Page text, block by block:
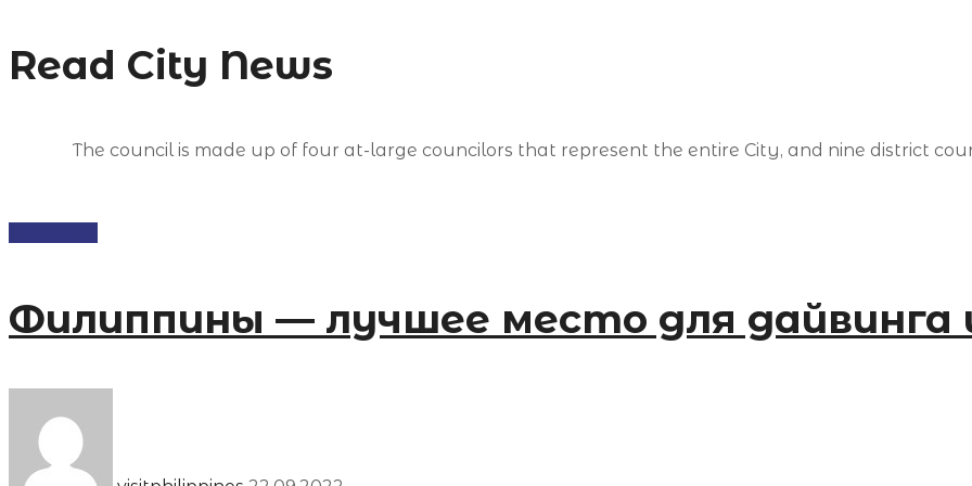
Read City News
The council is made up of four at-large councilors that represent the entire City, and nine district
Филиппины — лучшее место для дайвинга